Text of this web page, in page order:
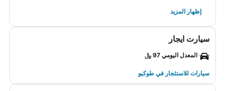
إظهار المزيد
سيارت ايجار
المعدل اليومي 97 ﷼
سيارات للاستئجار في طوكيو